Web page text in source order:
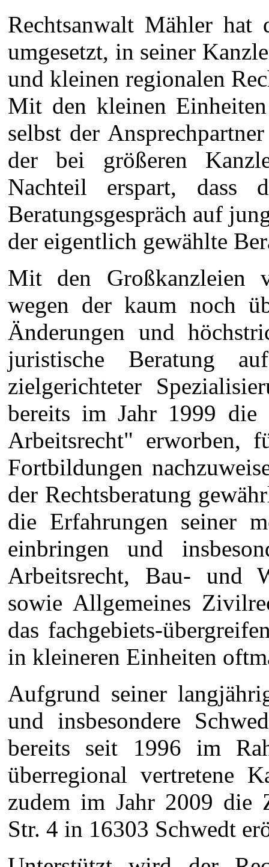
Rechtsanwalt Mähler hat
umgesetzt, in seiner
und kleinen regionalen
Mit den kleinen
selbst der
der bei größeren
Nachteil erspart, dass
Beratungsgespräch auf
der eigentlich gewählte
Mit den Großkanzleien
wegen der kaum noch
Änderungen und
juristische Beratung
zielgerichteter
bereits im Jahr 1999 die
Arbeitsrecht" erworben,
Fortbildungen
der Rechtsberatung
die Erfahrungen seiner
einbringen und
Arbeitsrecht, Bau- und
sowie Allgemeines
das fachgebiets-
in kleineren Einheiten
Aufgrund seiner
und insbesondere
bereits seit 1996 im
überregional vertretene
zudem im Jahr 2009 die
Str. 4 in 16303 Schwedt